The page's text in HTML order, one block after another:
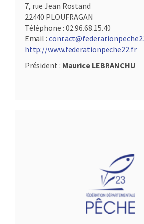
7, rue Jean Rostand
22440 PLOUFRAGAN
Téléphone : 02.96.68.15.40
Email :
http://www.federationpeche22.fr
Président : Maurice LEBRANCHU